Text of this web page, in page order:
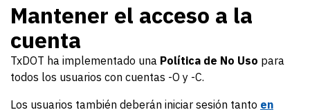
Mantener el acceso a la
cuenta
TxDOT ha implementado una Política de No Uso para
todos los usuarios con cuentas -O y -C.
Los usuarios también deberán iniciar sesión tanto en